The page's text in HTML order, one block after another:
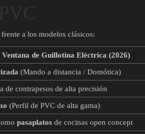
a los modelos clásicos:
Ventana de Guillotina Eléctrica (2026)
(Mando a distancia / Domótica)
de contrapesos de alta precisión
(Perfil de PVC de alta gama)
pasaplatos de cocinas open concept